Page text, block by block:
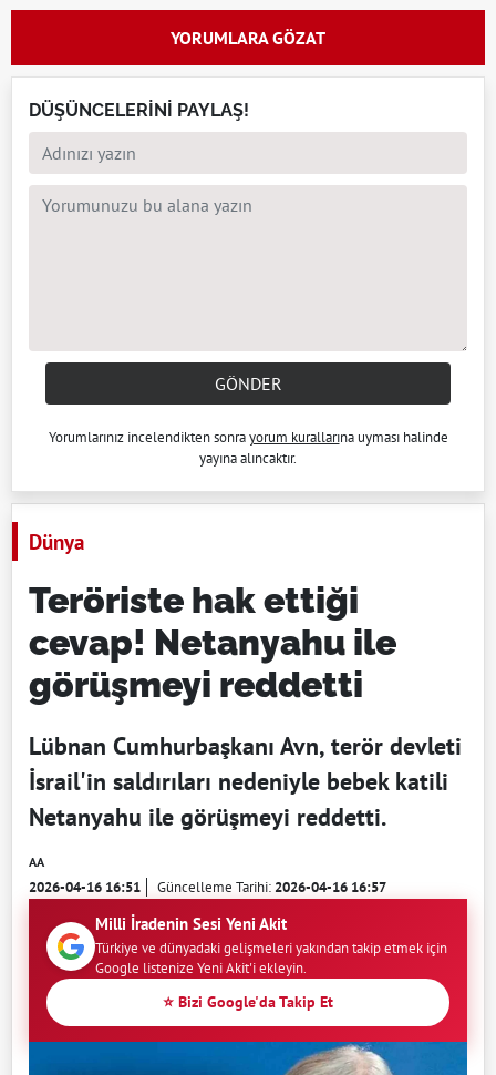
YORUMLARA GÖZAT
DÜŞÜNCELERİNİ PAYLAŞ!
GÖNDER
Yorumlarınız incelendikten sonrayorum kurallarına uyması halinde
yayına alıncaktır.
Dünya
Teröriste hak ettiği
cevap! Netanyahu ile
görüşmeyi reddetti
Lübnan Cumhurbaşkanı Avn, terör devleti
İsrail'in saldırıları nedeniyle bebek katili
Netanyahu ile görüşmeyi reddetti.
AA
2026-04-16 16:51 Güncelleme Tarihi:2026-04-16 16:57
Milli İradenin Sesi Yeni Akit
Türkiye ve dünyadaki gelişmeleri yakından takip etmek için
Google listenize Yeni Akit'i ekleyin.
⭐ Bizi Google'da Takip Et